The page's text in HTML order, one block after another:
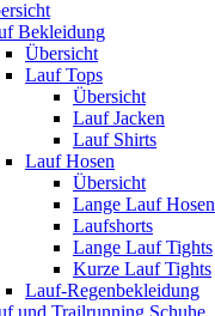
Bekleidung
Übersicht
Lauf Tops
Übersicht
Lauf Jacken
Lauf Shirts
Lauf Hosen
Übersicht
Lange Lauf Hosen
Laufshorts
Lange Lauf Tights
Kurze Lauf Tights
Lauf-Regenbekleidung
und Trailrunning Schuhe